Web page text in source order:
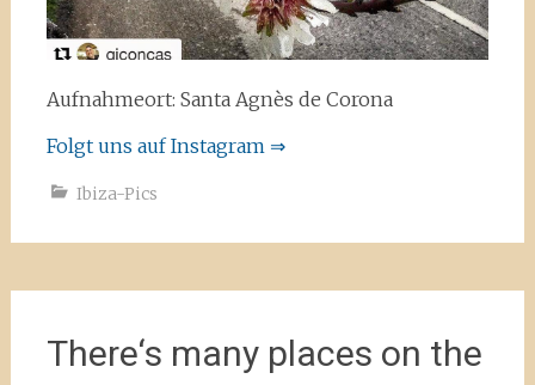
Aufnahmeort: Santa Agnès de Corona
Folgt uns auf Instagram ⇒
Ibiza-Pics
There‘s many places on the